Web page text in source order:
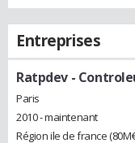
Entreprises
Ratpdev -
Paris
2010 - maintenant
Région ile de france